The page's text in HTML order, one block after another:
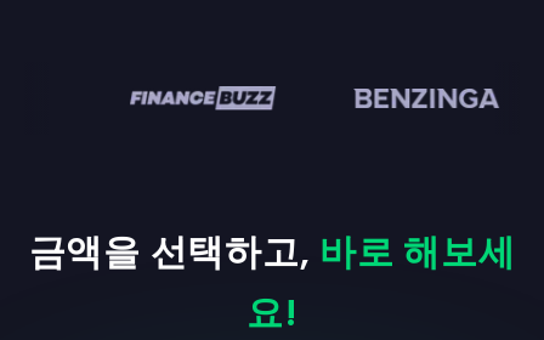
금액을 선택하고, 바로 해보세
요!